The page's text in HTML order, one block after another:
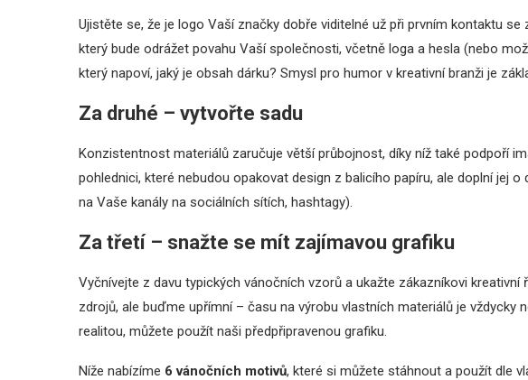
Ujistěte se, že je logo Vaší značky dobře viditelné už při prvním kontaktu
který bude odrážet povahu Vaší společnosti, včetně loga a hesla (nebo
který napoví, jaký je obsah dárku? Smysl pro humor v kreativní branži je
Za druhé – vytvořte sadu
Konzistentnost materiálů zaručuje větší průbojnost, díky níž také podpoří
pohlednici, které nebudou opakovat design z balicího papíru, ale doplní jej o
na Vaše kanály na sociálních sítích, hashtagy).
Za třetí – snažte se mít zajímavou grafiku
Vyčnívejte z davu typických vánočních vzorů a ukažte zákazníkovi kreativní
zdrojů, ale buďme upřímní – času na výrobu vlastních materiálů je vždycky
realitou, můžete použít naši předpřipravenou grafiku.
Níže nabízíme 6 vánočních motivů, které si můžete stáhnout a použít dle